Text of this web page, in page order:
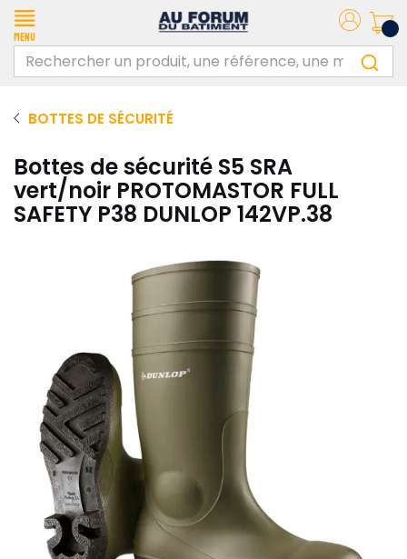
Menu
BOTTES DE SÉCURITÉ
Bottes de sécurité S5 SRA
vert/noir PROTOMASTOR FULL
SAFETY P38 DUNLOP 142VP.38